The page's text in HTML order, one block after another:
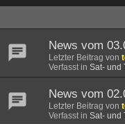
News vom
Letzter Beitrag von
Verfasst in Sat- und
News vom
Letzter Beitrag von
Verfasst in Sat- und